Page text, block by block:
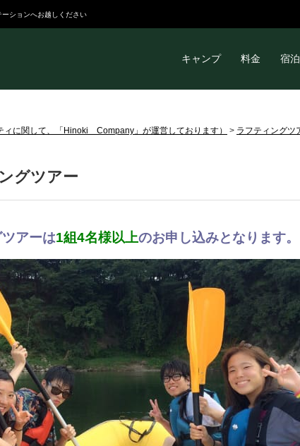
ションへお越しください
キャンプ 料金 宿
に関して、「Hinoki Company」が運営しております） > ラフティングツ
グツアー
アーは1組4名様以上のお申し込みとなります。